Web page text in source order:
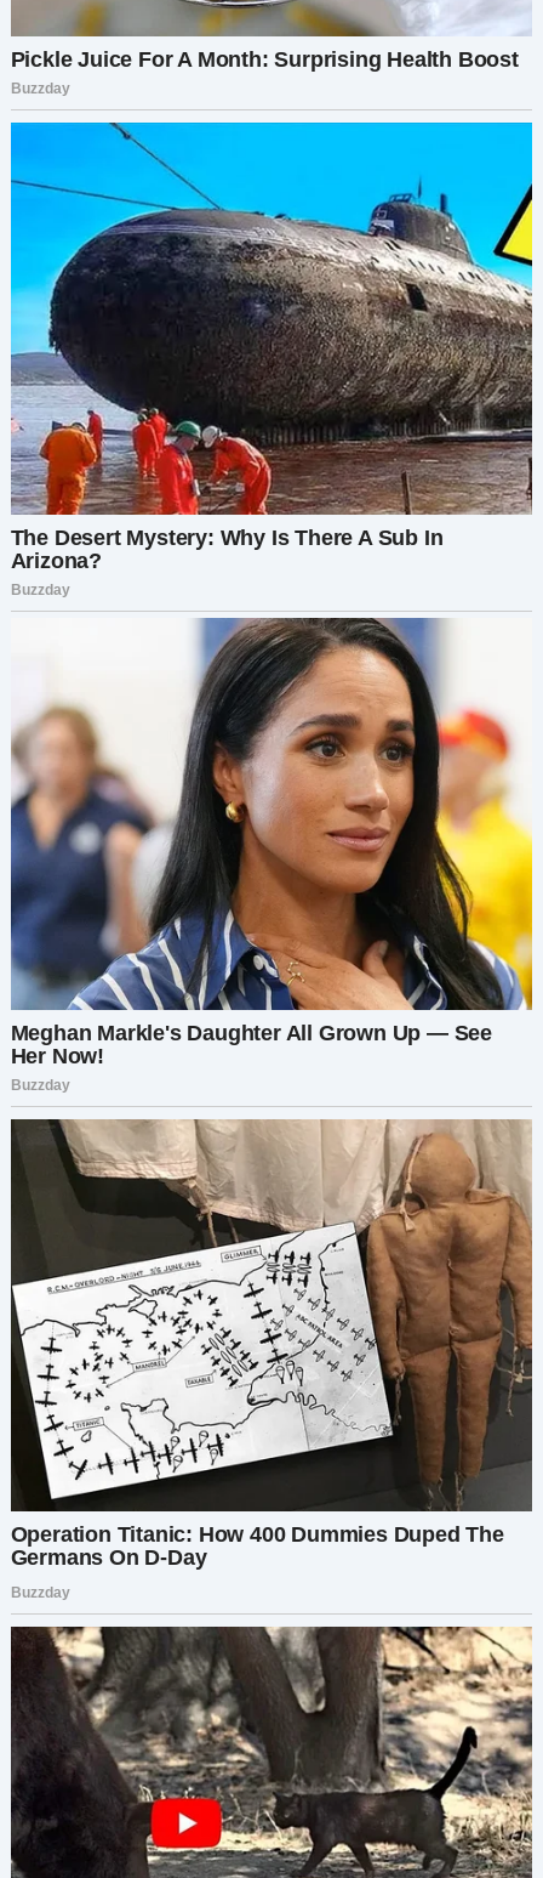
Сашка только отмахивался:
— Пап, не говори ерунды.
Но свекр не унимался. Дошло до того, что он
как-то стал отчитывать Светлану, мол, не
принцесса, чтоб так мужика напрягать.
Света и Саша поженились, когда обоим уже
ближе к тридцати было. У Светы за плечами
неудачный брак, а у Саши, как все больше
уверилась Светлана, его папочка. Была бы она
помоложе, наверное, промолчала бы, а тут не
смогла. Отчитала свекра по полной, не
оскорбляла, не кричала, просто объяснила ему,
как он выглядит со стороны и что в своей
семье они сами как-нибудь разберутся. Ох, что
тогда началось. Свекр орал, она думала, его
удар хватит. Саша уже прибежал на их крики, с
трудом увел отца, потом пришел на кухню,
опустил голову:
— Свет, я понимаю, каково тебе, папу мне
жалко, оставлять его в одиночестве вроде бы и
неправильно, но если мы не съедем, нашей
семье кранты, буду искать съемную.
Света не стала возражать, понимала, что все
из-за нее, но сил больше терпеть не было.
Первые два года они очень хорошо прожили,
свекр звонил только сыну, а в гостях у них
всего пару раз бывал. Саша к нему ездил на
выходных и помогал. Света тоже несколько
раз заставляла себя съездить, прибирала,
стирала. Они практически не общались, но это
и к лучшему, иначе обязательно разругались бы,
а в последний год поездки возобновились.
Света и Саша как раз взяли ипотеку, на первый
взнос наскребли и даже на ремонт немного
следующим пунктом у них был ребенок. Но
свекр заболел, заболел серьезно, Саша то и
дело возил его по врачам, но те только руками
разводили. Сашка был подавлен, понимал, что
отец не молодеет, чуть ли не каждую
свободную минуту был у него, только вот
работал ее муж тоже много, поэтому не мог
слишком часто там бывать.
Сегодня что-то сломалось у них, вот прибежал
пораньше, решил часик поспать и ехать. Света
тихонько заглянула в комнату, муж крепко спал.
Точно в такой же позе, как и заснул. Она
закрыла дверь и решительно взяла ключи от
машины, пусть отдохнет. Она съездит и
отвезет продукты, приберется, ну, в общем, по
обстоятельствам. Заехала в магазин и всю
дорогу до дома свекра ругала себя. Нельзя так,
как она себя ведет, свекру Саша единственный
родной человек, она должна пересилить себя и
даже попросить прощения решила.
Поселок, в котором жил отец мужа, находился
всего в пятнадцати километрах от города.
Правда, жил он уже своей жизнью, свои
магазины, другие люди. Света только въехала,